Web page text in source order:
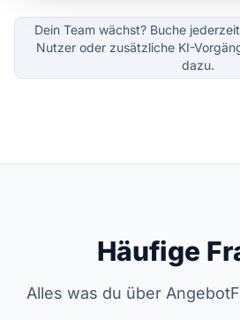
Dein Team wächst? Buche
Nutzer oder zusätzliche KI-
dazu.
Häufige
Alles was du über